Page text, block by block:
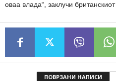
оваа влада“, заклучи
ПОВРЗАНИ НАПИСИ